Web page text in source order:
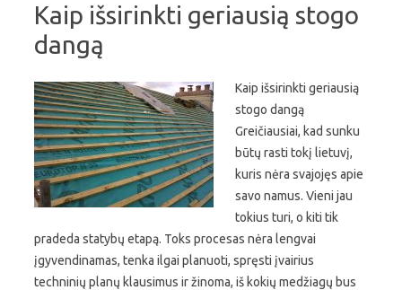
Kaip išsirinkti geriausią stogo
dangą
Kaip išsirinkti geriausią
stogo dangą
Greičiausiai, kad sunku
būtų rasti tokį lietuvį,
kuris nėra svajojęs apie
savo namus. Vieni jau
tokius turi, o kiti tik
pradeda statybų etapą. Toks procesas nėra lengvai
įgyvendinamas, tenka ilgai planuoti, spręsti įvairius
techninių planų klausimus ir žinoma, iš kokių medžiagų bus